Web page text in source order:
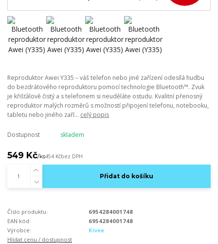
Reproduktor Awei Y335 – váš telefon nebo jiné zařízení odesílá hudbu
do bezdrátového reproduktoru pomocí technologie Bluetooth™. Zvuk
je křišťálově čistý a s telefonem si neuděláte ostudu. Kvalitní přenosný
reproduktor malých rozměrů s možností připojení telefonu, notebooku,
tabletu nebo jiného zaří... celý popis
Dostupnost skladem
549 Kč/ks454 Kčbez DPH
Přidat do košíku
Číslo produktu:
6954284001748
EAN kód:
6954284001748
Výrobce:
Kivee
Hlídat cenu / dostupnost